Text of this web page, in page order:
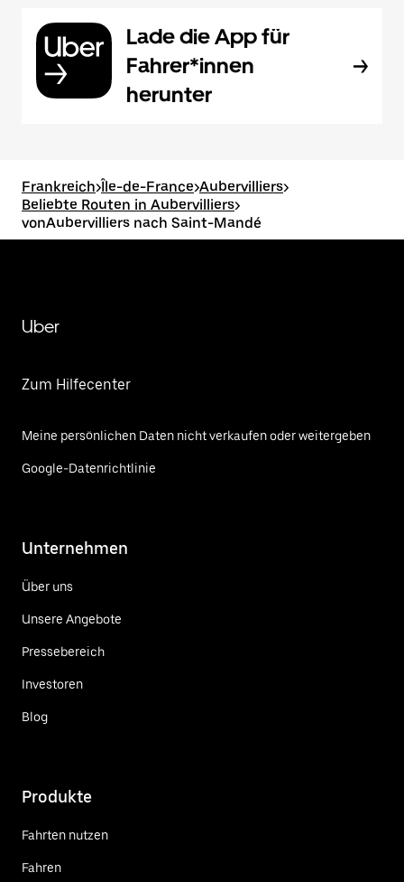
Lade die App für
Fahrer*innen
herunter
Frankreich>Île-de-France>Aubervilliers>
Beliebte Routen in Aubervilliers>
vonAubervilliers nach Saint-Mandé
Uber
Zum Hilfecenter
Meine persönlichen Daten nicht verkaufen oder weitergeben
Google-Datenrichtlinie
Unternehmen
Über uns
Unsere Angebote
Pressebereich
Investoren
Blog
Produkte
Fahrten nutzen
Fahren